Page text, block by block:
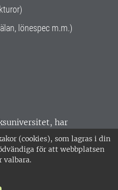
(cookies), som lagras i din
för att webbplatsen
valbara.
lönespec m.m.)
har
Huvudorter är
SLU är
14001. •
2817 •